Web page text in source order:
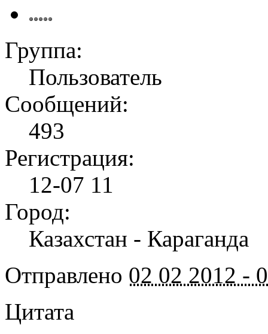
Группа:
Пользователь
Сообщений:
493
Регистрация:
12-07 11
Город:
Казахстан - Караганда
Отправлено 02 02 2012 -
Цитата